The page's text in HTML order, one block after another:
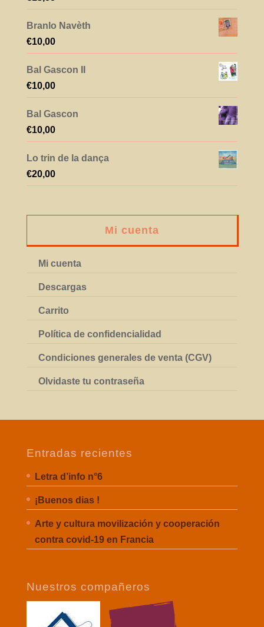
Branlo Navèth
€10,00
Bal Gascon II
€10,00
Bal Gascon
€10,00
Lo trin de la dança
€20,00
Mi cuenta
Mi cuenta
Descargas
Carrito
Política de confidencialidad
Condiciones generales de venta (CGV)
Olvidaste tu contraseña
Entradas recientes
Letra d’info n°6
¡Buenos dias !
Arte y cultura movilización y cooperación
contra covid-19 en Francia
Nuestros compañeros